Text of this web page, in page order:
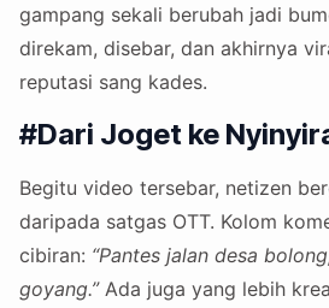
gampang sekali berubah jadi
direkam, disebar, dan akhirnya
reputasi sang kades.
#Dari Joget ke
Begitu video tersebar, netizen
daripada satgas OTT. Kolom
cibiran: “Pantes jalan desa
goyang.”Ada juga yang lebih